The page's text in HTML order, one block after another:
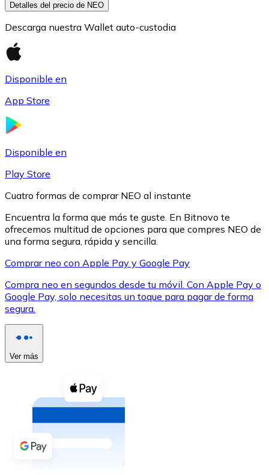
XRP
XRP
Ver todo
Compra criptomonedas con efectivo en tu tienda más
Comprar con efectivo
Transferencia SEPA
Detalles del precio de NEO
Descarga nuestra Wallet auto-custodia
Disponible en
App Store
Disponible en
Play Store
Cuatro formas de comprar NEO al instante
Encuentra la forma que más te guste. En Bitnovo te
ofrecemos multitud de opciones para que compres NEO de
una forma segura, rápida y sencilla.
Comprar neo con Apple Pay y Google Pay
Compra neo en segundos desde tu móvil. Con Apple Pay o
Google Pay, solo necesitas un toque para pagar de forma
segura.
Ver más